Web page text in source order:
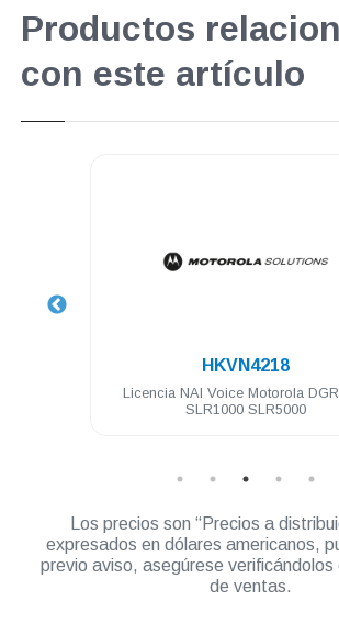
Productos
con este artículo
HKVN4218
Licencia NAI Voice Motorola
SLR1000 SLR5000
Los precios son “Precios a
expresados en dólares americanos,
previo aviso, asegúrese verificándolos
de ventas.